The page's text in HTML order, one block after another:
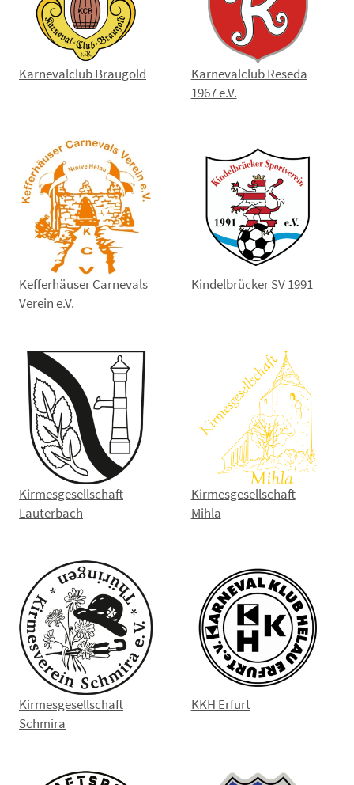
Karnevalclub Braugold
Karnevalclub Reseda
1967 e.V.
Kefferhäuser Carnevals
Verein e.V.
Kindelbrücker SV 1991
Kirmesgesellschaft
Lauterbach
Kirmesgesellschaft
Mihla
Kirmesgesellschaft
Schmira
KKH Erfurt